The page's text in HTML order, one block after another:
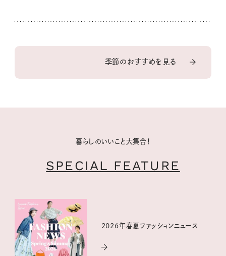
季節のおすすめを見る
暮らしのいいこと大集合！
SPECIAL FEATURE
2026年春夏ファッションニュース